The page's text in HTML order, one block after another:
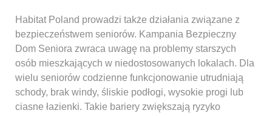
Habitat Poland prowadzi także działania związane z
bezpieczeństwem seniorów. Kampania Bezpieczny
Dom Seniora zwraca uwagę na problemy starszych
osób mieszkających w niedostosowanych lokalach. Dla
wielu seniorów codzienne funkcjonowanie utrudniają
schody, brak windy, śliskie podłogi, wysokie progi lub
ciasne łazienki. Takie bariery zwiększają ryzyko